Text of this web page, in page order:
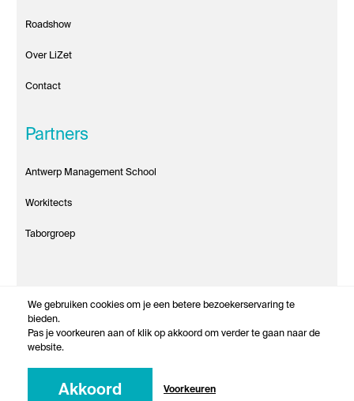
We gebruiken cookies om je een betere bezoekerservaring te
bieden.
Pas je voorkeuren aan of klik op akkoord om verder te gaan naar de
website.
Akkoord Voorkeuren
Roadshow
Over LiZet
Contact
Partners
Antwerp Management School
Workitects
Taborgroep